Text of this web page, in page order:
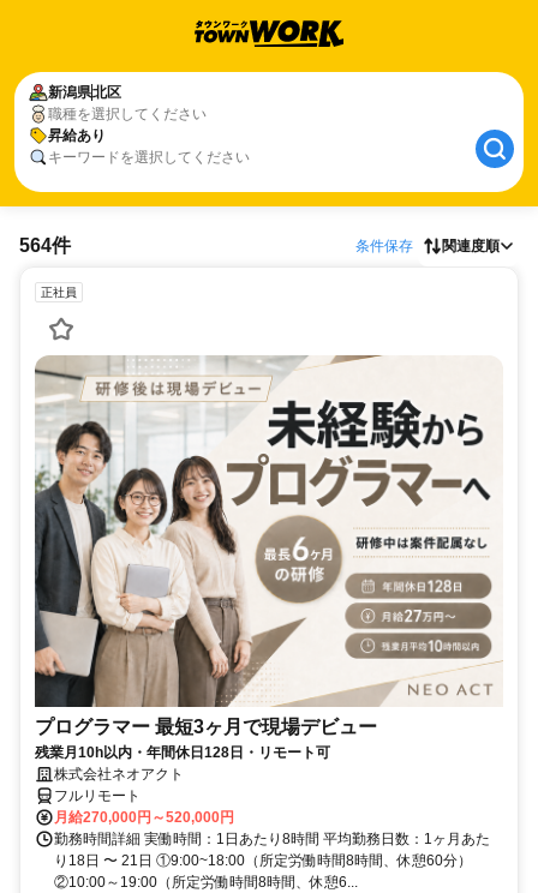
新潟県北区
職種を選択してください
昇給あり
キーワードを選択してください
564件 条件保存 関連度順
正社員
プログラマー 最短3ヶ月で現場デビュー
残業月10h以内・年間休日128日・リモート可
株式会社ネオアクト
フルリモート
月給270,000円～520,000円
勤務時間詳細 実働時間：1日あたり8時間 平均勤務日数：1ヶ月あた
り18日 〜 21日 ①9:00~18:00（所定労働時間8時間、休憩60分）
②10:00～19:00（所定労働時間8時間、休憩6...